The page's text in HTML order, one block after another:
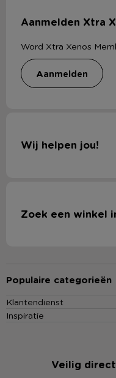
Aanmelden Xtra
Word Xtra Xenos
aanmelden
Wij helpen jou!
Zoek een winkel
Populaire categorieën
Klantendienst
Inspiratie
Veilig